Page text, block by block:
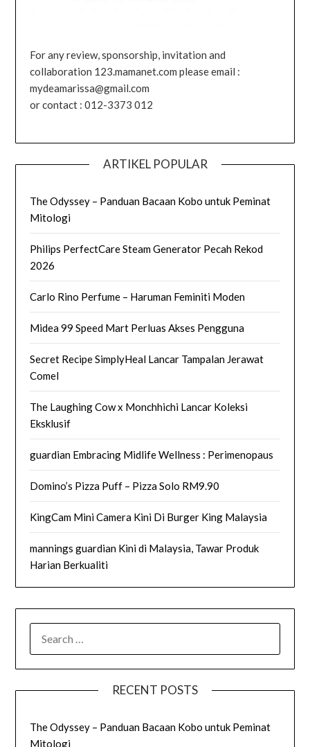
For any review, sponsorship, invitation and
collaboration 123.mamanet.com please email :
mydeamarissa@gmail.com
or contact : 012-3373 012
ARTIKEL POPULAR
The Odyssey – Panduan Bacaan Kobo untuk Peminat
Mitologi
Philips PerfectCare Steam Generator Pecah Rekod
2026
Carlo Rino Perfume – Haruman Feminiti Moden
Midea 99 Speed Mart Perluas Akses Pengguna
Secret Recipe SimplyHeal Lancar Tampalan Jerawat
Comel
The Laughing Cow x Monchhichi Lancar Koleksi
Eksklusif
guardian Embracing Midlife Wellness : Perimenopaus
Domino’s Pizza Puff – Pizza Solo RM9.90
KingCam Mini Camera Kini Di Burger King Malaysia
mannings guardian Kini di Malaysia, Tawar Produk
Harian Berkualiti
FOR:
RECENT POSTS
The Odyssey – Panduan Bacaan Kobo untuk Peminat
Mitologi